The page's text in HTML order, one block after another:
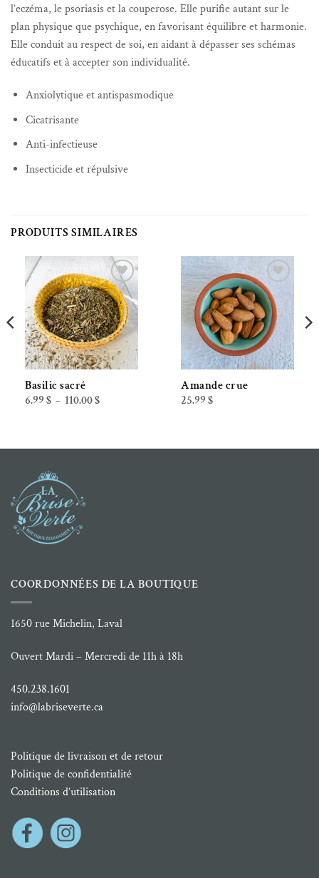
l’eczéma, le psoriasis et la couperose. Elle purifie autant sur le
plan physique que psychique, en favorisant équilibre et harmonie.
Elle conduit au respect de soi, en aidant à dépasser ses schémas
éducatifs et à accepter son individualité.
Anxiolytique et antispasmodique
Cicatrisante
Anti-infectieuse
Insecticide et répulsive
PRODUITS SIMILAIRES
Ajouter à la liste de souhaits
Basilic sacré
6.99 $ – 110.00$Plage
Ajouter à la liste de souhaits
Amande crue
25.99 $
COORDONNÉES DE LA BOUTIQUE
1650 rue Michelin, Laval
Ouvert Mardi – Mercredi de 11h à 18h
450.238.1601
info@labriseverte.ca
Politique de livraison et de retour
Politique de confidentialité
Conditions d’utilisation